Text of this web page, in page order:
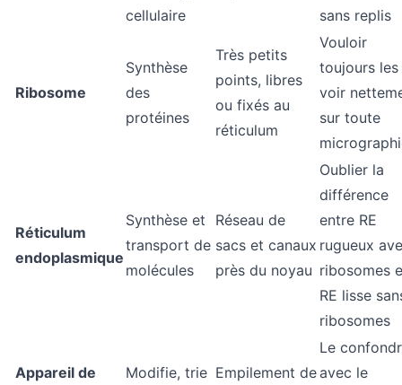
cellulaire
sans replis
Ribosome
Synthèse
des
protéines
Très petits
points, libres
ou fixés au
réticulum
Vouloir
toujours les
voir
sur toute
Réticulum
endoplasmique
Synthèse et
transport de
molécules
Réseau de
sacs et canaux
près du noyau
Oublier la
différence
entre RE
rugueux
ribosomes
RE lisse
ribosomes
Appareil de
Modifie, trie Empilement de
Le
avec le